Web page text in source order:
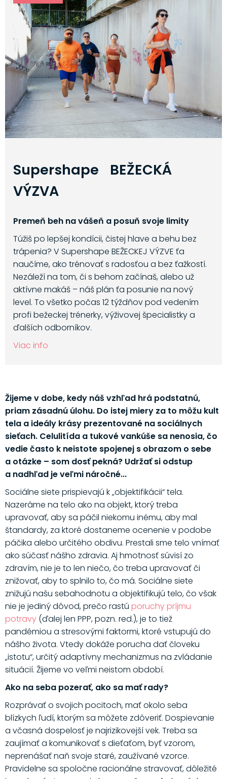
Supershape BEŽECKÁ
VÝZVA
Premeň beh na vášeň a posuň svoje limity
Túžiš po lepšej kondícii, čistej hlave a behu bez
trápenia? V Supershape BEŽECKEJ VÝZVE ťa
naučíme, ako trénovať s radosťou a bez ťažkostí.
Nezáleží na tom, či s behom začínaš, alebo už
aktívne makáš – náš plán ťa posunie na nový
level. To všetko počas 12 týždňov pod vedením
profi bežeckej trénerky, výživovej špecialistky a
ďalších odborníkov.
Viac info
Žijeme v dobe, kedy náš vzhľad hrá podstatnú,
priam zásadnú úlohu. Do istej miery za to môžu kult
tela a ideály krásy prezentované na sociálnych
sieťach. Celulitída a tukové vankúše sa nenosia, čo
vedie často k neistote spojenej s obrazom o sebe
a otázke – som dosť pekná? Udržať si odstup
a nadhľad je veľmi náročné...
Sociálne siete prispievajú k „objektifikácii“ tela.
Nazeráme na telo ako na objekt, ktorý treba
upravovať, aby sa páčil niekomu inému, aby mal
štandardy, za ktoré dostaneme ocenenie v podobe
páčika alebo určitého obdivu. Prestali sme telo vnímať
ako súčasť nášho zdravia. Aj hmotnosť súvisí zo
zdravím, nie je to len niečo, čo treba upravovať či
znižovať, aby to splnilo to, čo má. Sociálne siete
znižujú našu sebahodnotu a objektifikujú telo, čo však
nie je jediný dôvod, prečo rastú poruchy príjmu
potravy(ďalej len PPP, pozn. red.), je to tiež
pandémiou a stresovými faktormi, ktoré vstupujú do
nášho života. Vtedy dokáže porucha dať človeku
„istotu“, určitý adaptívny mechanizmus na zvládanie
situácií. Žijeme vo veľmi neistom období.
Ako na seba pozerať, ako sa mať rady?
Rozprávať o svojich pocitoch, mať okolo seba
blízkych ľudí, ktorým sa môžete zdôveriť. Dospievanie
a včasná dospelosť je najrizikovejší vek. Treba sa
zaujímať a komunikovať s dieťaťom, byť vzorom,
neprenášať naň svoje staré, zaužívané vzorce.
Pravidelne sa spoločne racionálne stravovať, dôležité